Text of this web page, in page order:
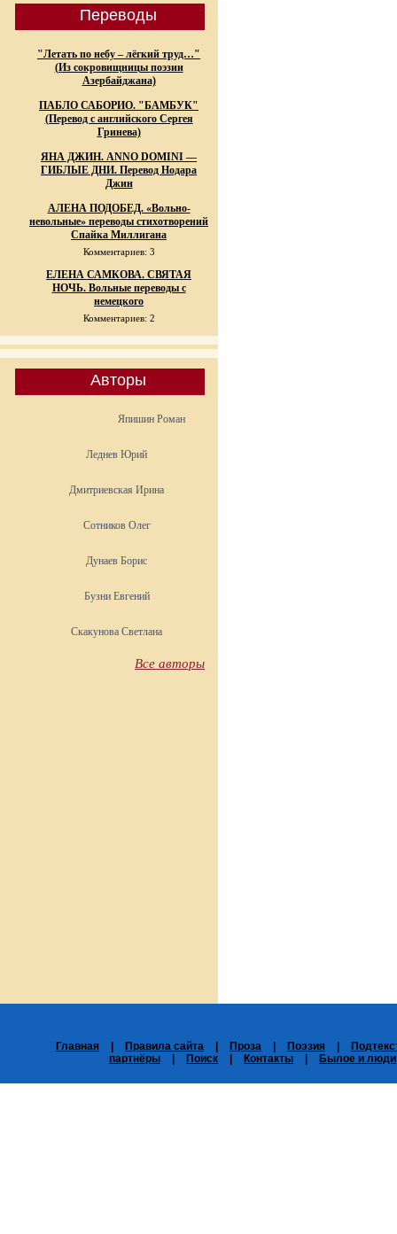
Переводы
"Летать по небу – лёгкий труд…"
(Из сокровищницы поэзии
Азербайджана)
ПАБЛО САБОРИО. "БАМБУК"
(Перевод с английского Сергея
Гринева)
ЯНА ДЖИН. ANNO DOMINI —
ГИБЛЫЕ ДНИ. Перевод Нодара
Джин
АЛЕНА ПОДОБЕД. «Вольно-
невольные» переводы стихотворений
Спайка Миллигана
Комментариев: 3
ЕЛЕНА САМКОВА. СВЯТАЯ
НОЧЬ. Вольные переводы с
немецкого
Комментариев: 2
Авторы
Япишин Роман
Леднев Юрий
Дмитриевская Ирина
Сотников Олег
Дунаев Борис
Бузни Евгений
Скакунова Светлана
Все авторы
Главная Правила сайта Проза Поэзия
партнёры
Поиск Контакты Былое и люди